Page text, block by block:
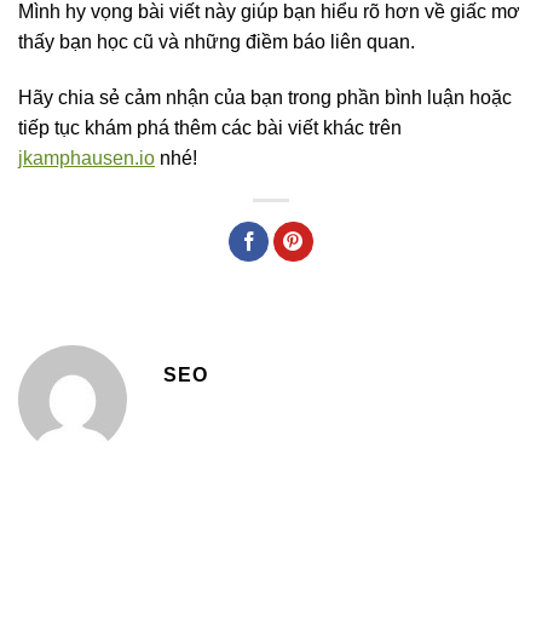
Mình hy vọng bài viết này giúp bạn hiểu rõ hơn về giấc mơ
thấy bạn học cũ và những điềm báo liên quan.
Hãy chia sẻ cảm nhận của bạn trong phần bình luận hoặc
tiếp tục khám phá thêm các bài viết khác trên
jkamphausen.io nhé!
SEO